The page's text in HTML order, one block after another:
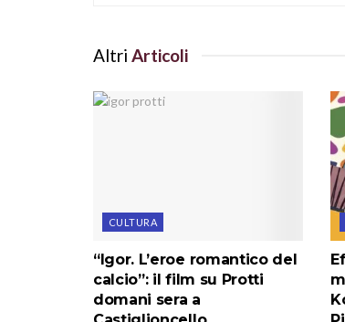
Altri Articoli
CULTURA
“Igor. L’eroe romantico del
calcio”: il film su Protti
domani sera a